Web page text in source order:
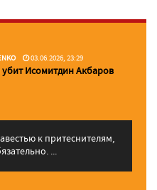
03.06.2026, 23:29
Исомитдин Акбаров
к притеснителям,
...